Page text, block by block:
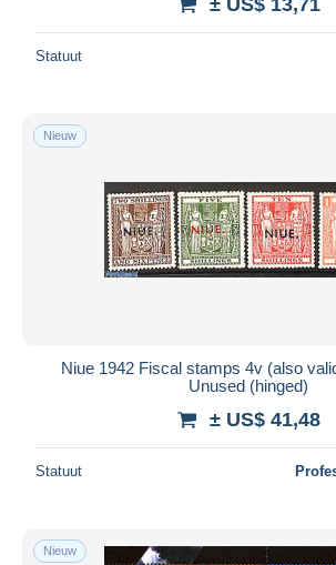
Statuut
Nieuw
Niue 1942 Fiscal stamps 4v (also
Unused (hinged)
± US$ 41,48
Statuut
Nieuw